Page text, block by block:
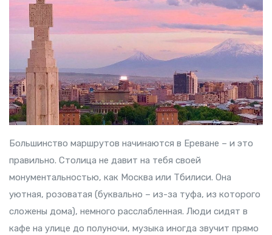
Большинство маршрутов начинаются в Ереване – и это
правильно. Столица не давит на тебя своей
монументальностью, как Москва или Тбилиси. Она
уютная, розоватая (буквально – из-за туфа, из которого
сложены дома), немного расслабленная. Люди сидят в
кафе на улице до полуночи, музыка иногда звучит прямо